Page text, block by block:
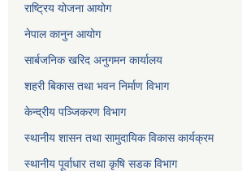
राष्ट्रिय योजना आयोग
नेपाल कानुन आयोग
सार्बजनिक खरिद अनुगमन कार्यालय
शहरी बिकास तथा भवन निर्माण विभाग
केन्द्रीय पञ्जिकरण विभाग
स्थानीय शासन तथा सामुदायिक विकास कार्यक्रम
स्थानीय पूर्वाधार तथा कृषि सडक विभाग